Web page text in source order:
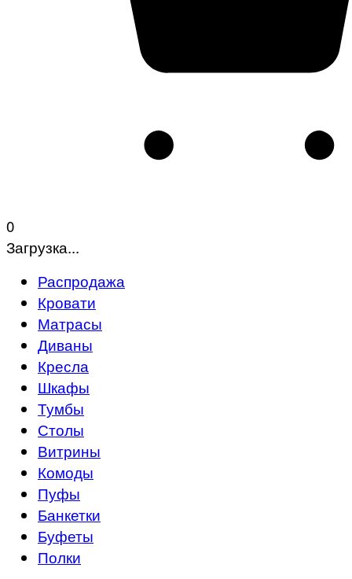
0
Загрузка...
Распродажа
Кровати
Матрасы
Диваны
Кресла
Шкафы
Тумбы
Столы
Витрины
Комоды
Пуфы
Банкетки
Буфеты
Полки